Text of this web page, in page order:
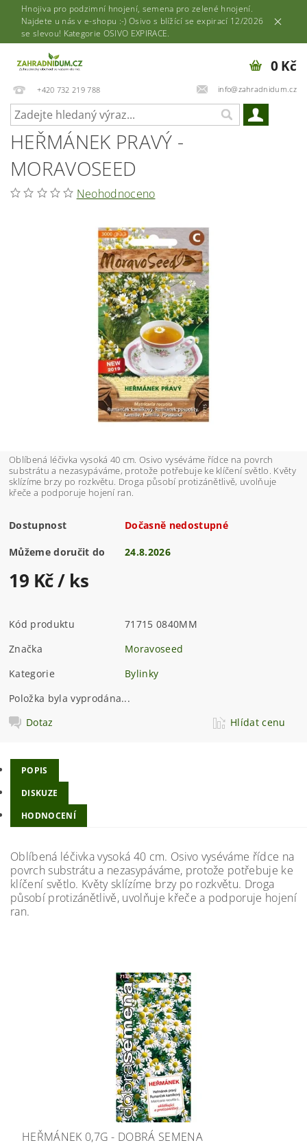
Hnojiva pro podzimní hnojení, semena pro zelené hnojení.
Najdete u nás v e-shopu :-) Osivo s blížící se expirací 12/2026
se slevou! Kategorie OSIVO EXPIRACE.
+420 732 219 788 info@zahradnidum.cz
0 Kč
HEŘMÁNEK PRAVÝ -
MORAVOSEED
Neohodnoceno
Oblíbená léčivka vysoká 40 cm. Osivo vyséváme řídce na povrch
substrátu a nezasypáváme, protože potřebuje ke klíčení světlo. Květy
sklízíme brzy po rozkvětu. Droga působí protizánětlivě, uvolňuje
křeče a podporuje hojení ran.
Dostupnost Dočasně nedostupné
Můžeme doručit do 24.8.2026
19 Kč/ ks
Kód produktu
71715 0840MM
Značka
Moravoseed
Kategorie
Bylinky
Položka byla vyprodána...
Dotaz
Hlídat cenu
POPIS
DISKUZE
HODNOCENÍ
Oblíbená léčivka vysoká 40 cm. Osivo vyséváme řídce na
povrch substrátu a nezasypáváme, protože potřebuje ke
klíčení světlo. Květy sklízíme brzy po rozkvětu. Droga
působí protizánětlivě, uvolňuje křeče a podporuje hojení
ran.
HEŘMÁNEK 0,7G - DOBRÁ SEMENA